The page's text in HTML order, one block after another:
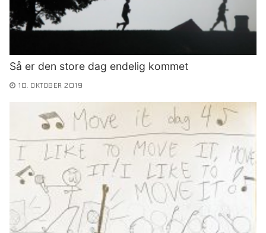
Så er den store dag endelig kommet
10. OKTOBER 2019